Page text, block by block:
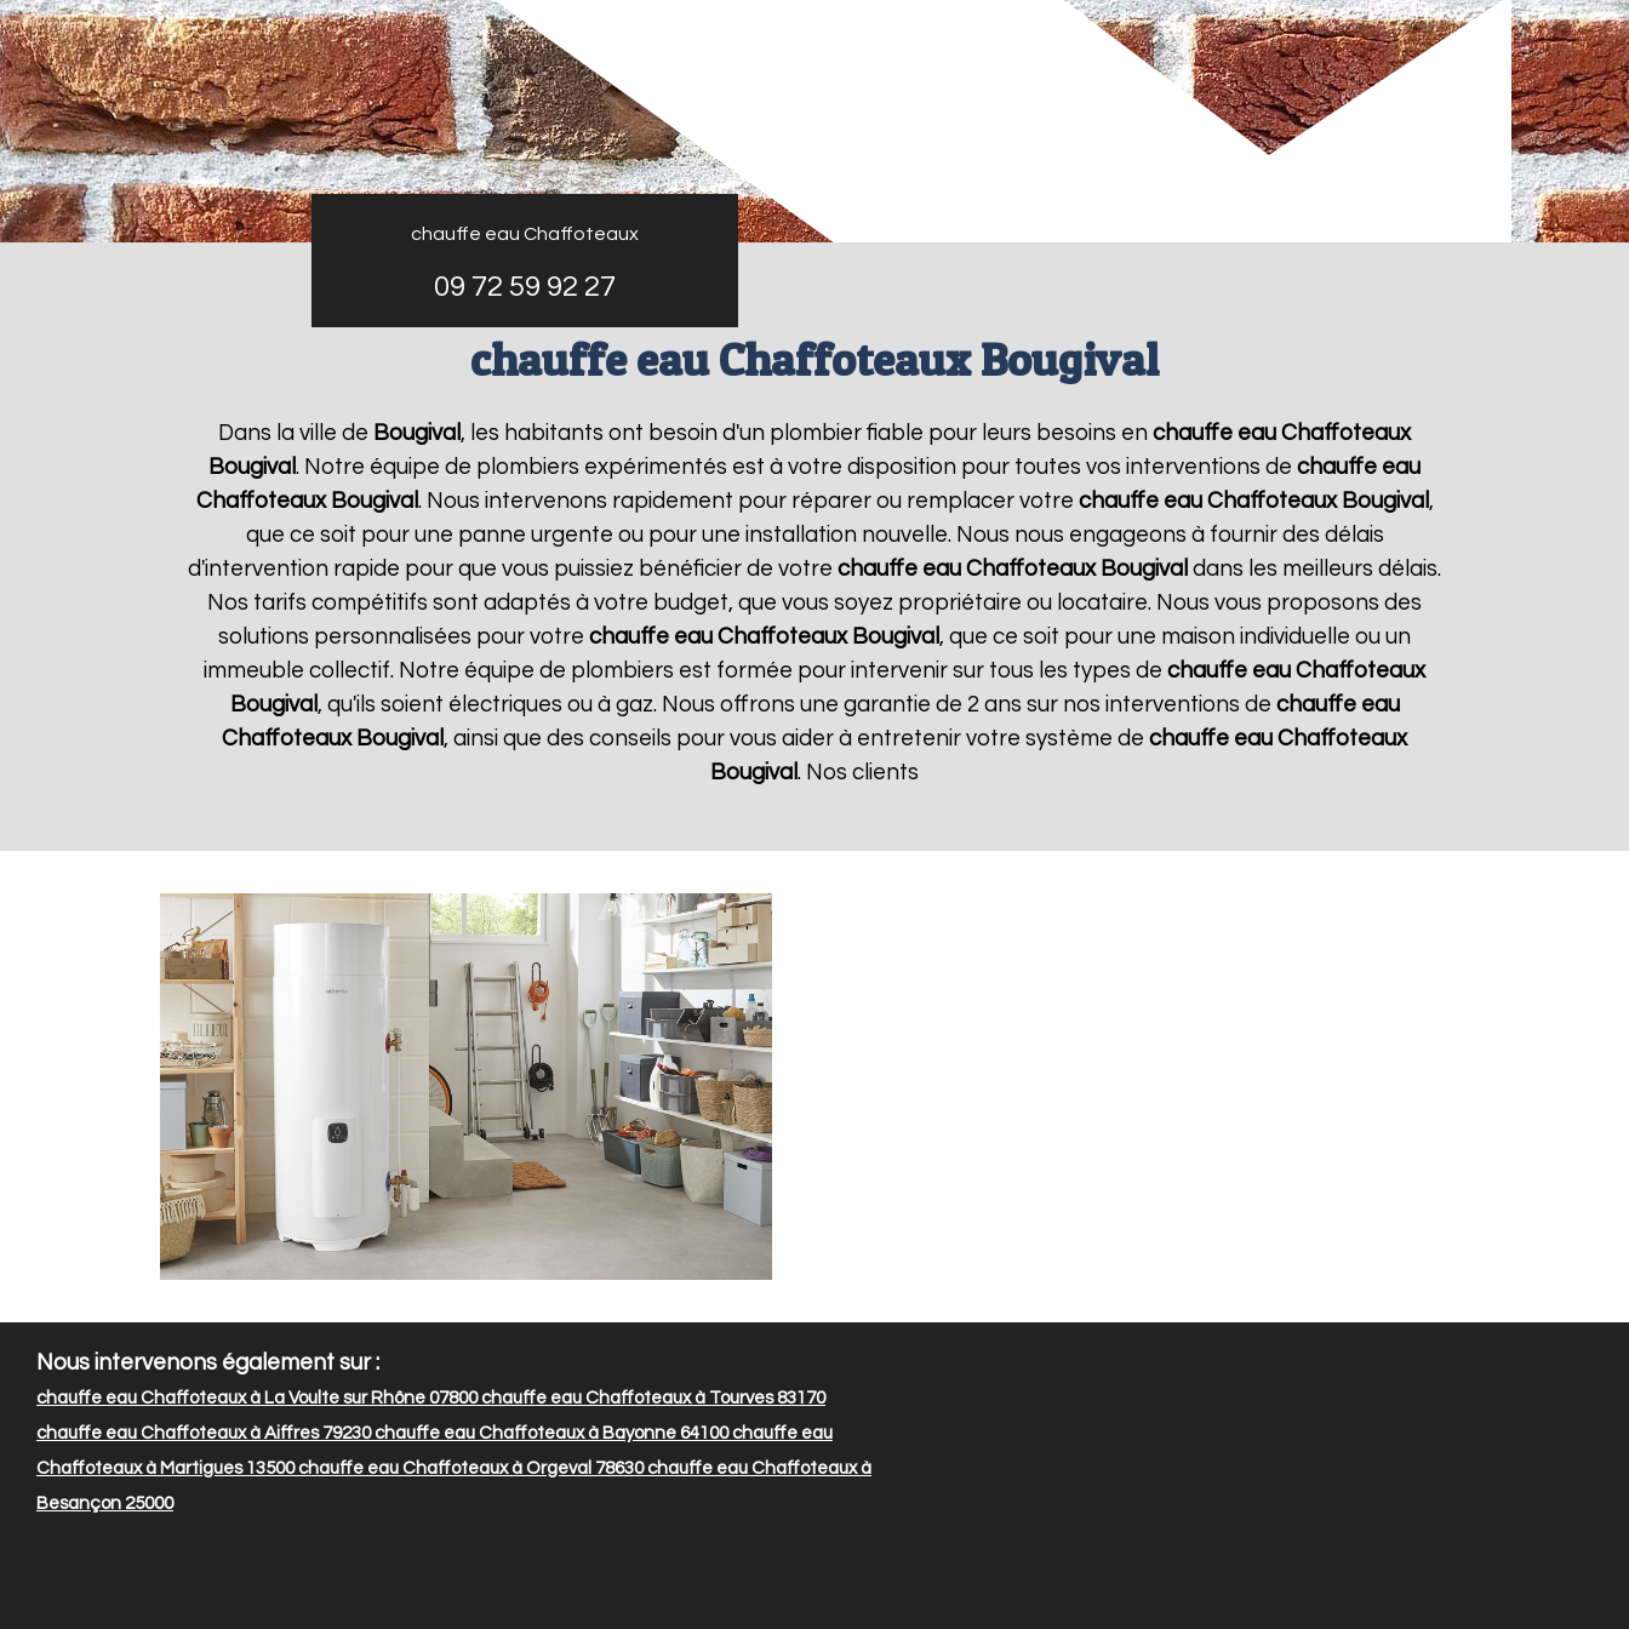
chauffe eau Chaffoteaux
09 72 59 92 27
chauffe eau Chaffoteaux Bougival
Dans la ville de Bougival , les habitants ont besoin d'un plombier fiable pour leurs besoins en chauffe eau Chaffoteaux
Bougival . Notre équipe de plombiers expérimentés est à votre disposition pour toutes vos interventions de chauffe eau
Chaffoteaux Bougival . Nous intervenons rapidement pour réparer ou remplacer votre chauffe eau Chaffoteaux Bougival ,
que ce soit pour une panne urgente ou pour une installation nouvelle. Nous nous engageons à fournir des délais
d'intervention rapide pour que vous puissiez bénéficier de votre chauffe eau Chaffoteaux Bougival dans les meilleurs délais.
Nos tarifs compétitifs sont adaptés à votre budget, que vous soyez propriétaire ou locataire. Nous vous proposons des
solutions personnalisées pour votre chauffe eau Chaffoteaux Bougival , que ce soit pour une maison individuelle ou un
immeuble collectif. Notre équipe de plombiers est formée pour intervenir sur tous les types de chauffe eau Chaffoteaux
Bougival , qu'ils soient électriques ou à gaz. Nous offrons une garantie de 2 ans sur nos interventions de chauffe eau
Chaffoteaux Bougival , ainsi que des conseils pour vous aider à entretenir votre système de chauffe eau Chaffoteaux
Bougival . Nos clients
Nous intervenons également sur :
chauffe eau Chaffoteaux à La Voulte sur Rhône 07800chauffe eau Chaffoteaux à Tourves 83170
chauffe eau Chaffoteaux à Aiffres 79230chauffe eau Chaffoteaux à Bayonne 64100chauffe eau
Chaffoteaux à Martigues 13500chauffe eau Chaffoteaux à Orgeval 78630chauffe eau Chaffoteaux à
Besançon 25000